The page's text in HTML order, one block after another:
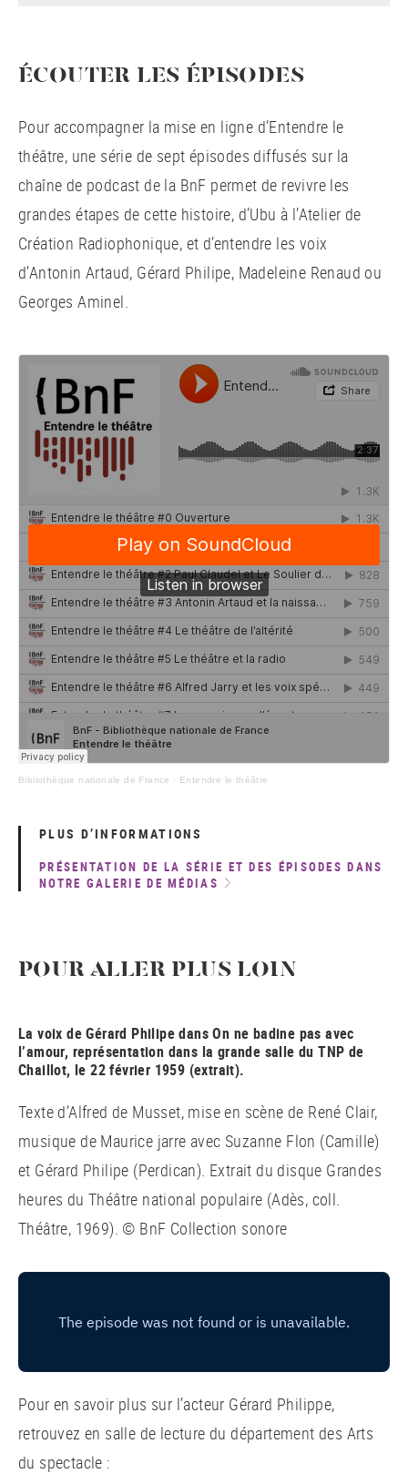
ÉCOUTER LES ÉPISODES
Pour accompagner la mise en ligne d’Entendre le
théâtre, une série de sept épisodes diffusés sur la
chaîne de podcast de la BnF permet de revivre les
grandes étapes de cette histoire, d’Ubu à l’Atelier de
Création Radiophonique, et d’entendre les voix
d’Antonin Artaud, Gérard Philipe, Madeleine Renaud ou
Georges Aminel.
Bibliothèque nationale de France · Entendre le théâtre
PLUS D’INFORMATIONS
PRÉSENTATION DE LA SÉRIE ET DES ÉPISODES DANS
NOTRE GALERIE DE MÉDIAS
POUR ALLER PLUS LOIN
La voix de Gérard Philipe dans On ne badine pas avec
l’amour, représentation dans la grande salle du TNP de
Chaillot, le 22 février 1959 (extrait).
Texte d’Alfred de Musset, mise en scène de René Clair,
musique de Maurice jarre avec Suzanne Flon (Camille)
et Gérard Philipe (Perdican). Extrait du disque Grandes
heures du Théâtre national populaire (Adès, coll.
Théâtre, 1969). © BnF Collection sonore
Pour en savoir plus sur l’acteur Gérard Philippe,
retrouvez en salle de lecture du département des Arts
du spectacle :